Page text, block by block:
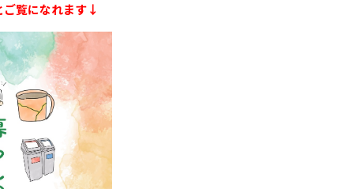
覧になれます↓